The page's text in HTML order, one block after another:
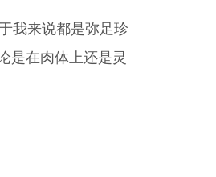
我来说都是弥足珍
是在肉体上还是灵